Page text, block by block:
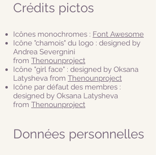
Crédits pictos
Icônes monochromes : Font Awesome
Icône "chamois" du logo : designed by
Andrea Severgnini
from Thenounproject
Icône "girl face" : designed by Oksana
Latysheva from Thenounproject
Icône par défaut des membres :
designed by Oksana Latysheva
from Thenounproject
Données personnelles